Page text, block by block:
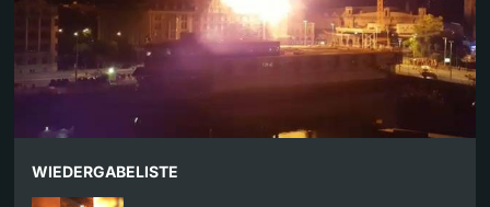
WIEDERGABELISTE